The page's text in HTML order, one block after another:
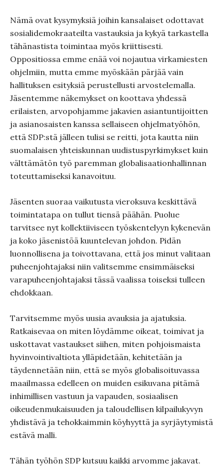
Nämä ovat kysymyksiä joihin kansalaiset odottavat
sosialidemokraateilta vastauksia ja kykyä tarkastella
tähänastista toimintaa myös kriittisesti.
Oppositiossa emme enää voi nojautua virkamiesten
ohjelmiin, mutta emme myöskään pärjää vain
hallituksen esityksiä perustellusti arvostelemalla.
Jäsentemme näkemykset on koottava yhdessä
erilaisten, arvopohjamme jakavien asiantuntijoitten
ja asianosaisten kanssa sellaiseen ohjelmatyöhön,
että SDP:stä jälleen tulisi se reitti, jota kautta niin
suomalaisen yhteiskunnan uudistuspyrkimykset kuin
välttämätön työ paremman globalisaationhallinnan
toteuttamiseksi kanavoituu.
Jäsenten suoraa vaikutusta vieroksuva keskittävä
toimintatapa on tullut tiensä päähän. Puolue
tarvitsee nyt kollektiiviseen työskentelyyn kykenevän
ja koko jäsenistöä kuuntelevan johdon. Pidän
luonnollisena ja toivottavana, että jos minut valitaan
puheenjohtajaksi niin valitsemme ensimmäiseksi
varapuheenjohtajaksi tässä vaalissa toiseksi tulleen
ehdokkaan.
Tarvitsemme myös uusia avauksia ja ajatuksia.
Ratkaisevaa on miten löydämme oikeat, toimivat ja
uskottavat vastaukset siihen, miten pohjoismaista
hyvinvointivaltiota ylläpidetään, kehitetään ja
täydennetään niin, että se myös globalisoituvassa
maailmassa edelleen on muiden esikuvana pitämä
inhimillisen vastuun ja vapauden, sosiaalisen
oikeudenmukaisuuden ja taloudellisen kilpailukyvyn
yhdistävä ja tehokkaimmin köyhyyttä ja syrjäytymistä
estävä malli.
Tähän työhön SDP kutsuu kaikki arvomme jakavat.